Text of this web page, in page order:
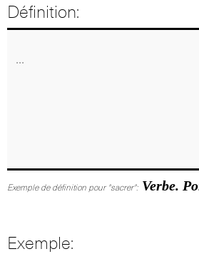
Définition:
Exemple de définition pour "sacrer": Verbe.
Exemple: